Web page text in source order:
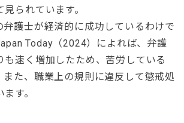
られています。
弁護士が経済的に成功しているわけで
Today（2024）によれば、弁護
も速く増加したため、苦労している
また、職業上の規則に違反して懲戒処
す。